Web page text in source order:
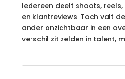
Iedereen deelt shoots,
en klantreviews. Toch valt
ander onzichtbaar in een
verschil zit zelden in talent,